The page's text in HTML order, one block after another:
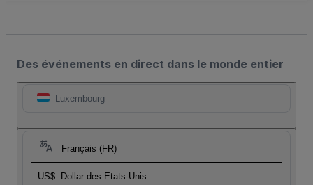
Des événements en direct dans le monde entier
Luxembourg
Français (FR)
US$ Dollar des Etats-Unis